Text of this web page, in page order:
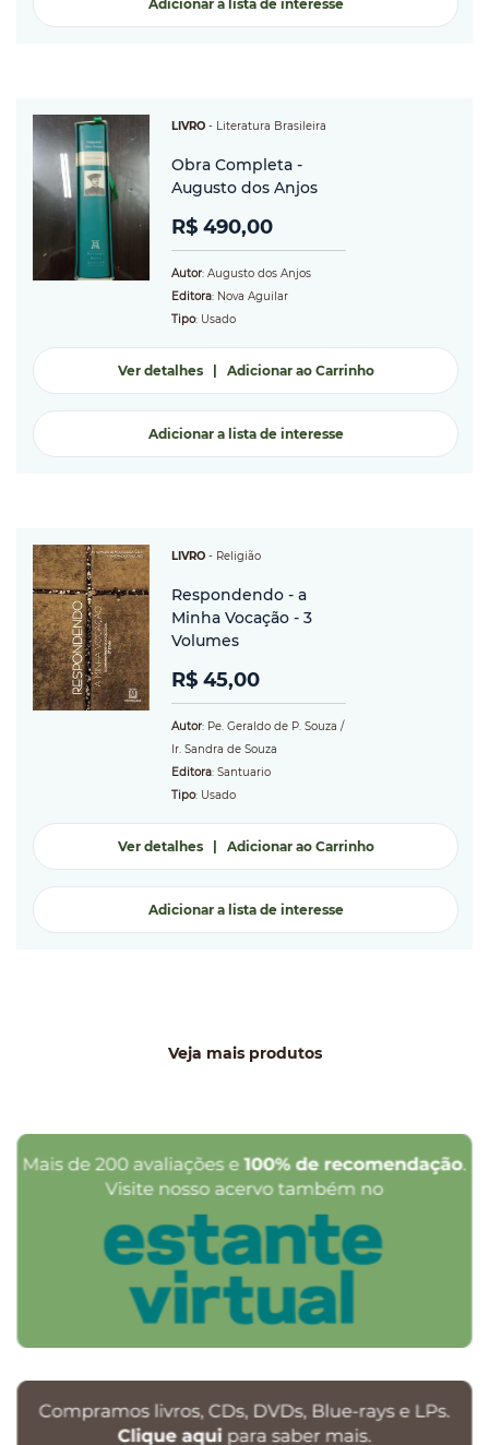
Adicionar a lista de interesse
LIVRO - Literatura Brasileira
Obra Completa -
Augusto dos Anjos
R$ 490,00
Autor: Augusto dos Anjos
Editora: Nova Aguilar
Tipo: Usado
Ver detalhes| Adicionar ao Carrinho
Adicionar a lista de interesse
LIVRO - Religião
Respondendo - a
Minha Vocação - 3
Volumes
R$ 45,00
Autor: Pe. Geraldo de P. Souza /
Ir. Sandra de Souza
Editora: Santuario
Tipo: Usado
Ver detalhes| Adicionar ao Carrinho
Adicionar a lista de interesse
Veja mais produtos